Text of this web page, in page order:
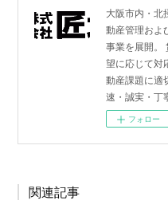
大阪市内・北
動産管理およ
事業を展開。
望に応じて対
動産課題に適
速・誠実・丁
フォロー
関連記事